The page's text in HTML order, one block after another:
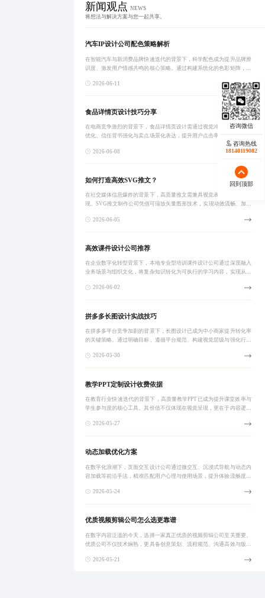
新闻观点 NEWS
将想法与解决方案与您一起共享。
汽车IP设计公司配色策略解析
在智能汽车与新消费品牌快速迭代的背景下，科学配色成为提升品牌辨
识度、激发用户情感共鸣的核心策略。通过构建系统化的色彩矩阵，结
现从视觉表达
2026-06-11
食品详情页设计技巧分享
在电商竞争激烈的背景下，食品详情页设计需通过视觉冲击、信息层级
优化、信任背书强化与卖点场景化表达，提升用户点击率与转化率。结
合数据验证的实战案例，证明精细化设计可显著提高转化与复购。
2026-06-08
如何打造高效SVG推文？
在社交媒体信息爆炸的背景下，高质量推文需兼具视觉表现力与技术实
现。SVG推文制作公司凭借可缩放矢量图形技术，实现动效流畅、加载
效设计与性能
2026-06-05
高效课件设计公司推荐
在企业数字化转型背景下，本地专业型培训课件设计公司通过深度融入
业务场景与组织文化，将复杂知识转化为可执行的学习内容，实现从形
战化转化能力，
2026-06-02
拼多多长图设计实战技巧
在拼多多平台竞争加剧的背景下，长图设计已成为中小商家提升转化率
的关键策略。通过明确目标、遵循平台规范、构建视觉层级与强化行动
点击率与成交率
2026-05-30
教学PPT定制设计收费依据
在教育行业快速迭代的背景下，高质量教学PPT已成为提升课堂效率与
学生参与度的核心工具。其价值不仅体现在视觉呈现，更在于内容逻辑
分析与教学目
2026-05-27
动态加载优化方案
在数字化浪潮下，页面交互设计公司通过微交互、沉浸式导航与动态内
容加载等前沿手法，精准匹配用户心理与使用场景，提升体验流畅度与
2026-05-24
优质视频剪辑公司怎么选更靠谱
在数字内容泛滥的今天，选择一家真正优质的视频剪辑公司至关重要。
优质公司不仅技术娴熟，更具备创意策划、流程规范、沟通高效与版权
可系统化评估服
2026-05-21
咨询热线
18140119082
回到顶部